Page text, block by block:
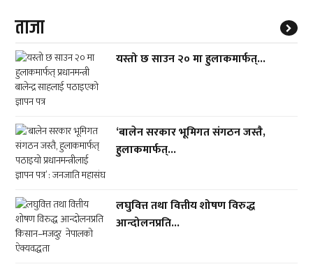
ताजा
यस्तो छ साउन २० मा हुलाकमार्फत्...
‘बालेन सरकार भूमिगत संगठन जस्तै,
हुलाकमार्फत्...
लघुवित्त तथा वित्तीय शोषण विरुद्ध
आन्दोलनप्रति...